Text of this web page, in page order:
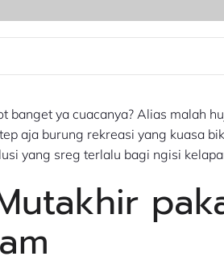
banget ya cuacanya? Alias malah
aja burung rekreasi yang kuasa
yang sreg terlalu bagi ngisi